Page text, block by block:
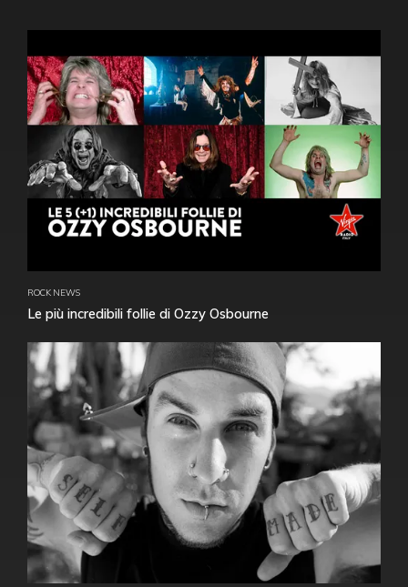
ROCK NEWS
Le più incredibili follie di Ozzy Osbourne